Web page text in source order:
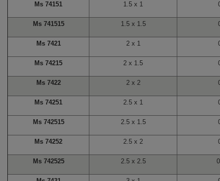
Ms 74151 1.5 x 1
Ms 741515 1.5 x 1.5
Ms 7421 2 x 1
Ms 74215 2 x 1.5
Ms 7422 2 x 2
Ms 74251 2.5 x 1
Ms 742515 2.5 x 1.5
Ms 74252 2.5 x 2
Ms 742525 2.5 x 2.5